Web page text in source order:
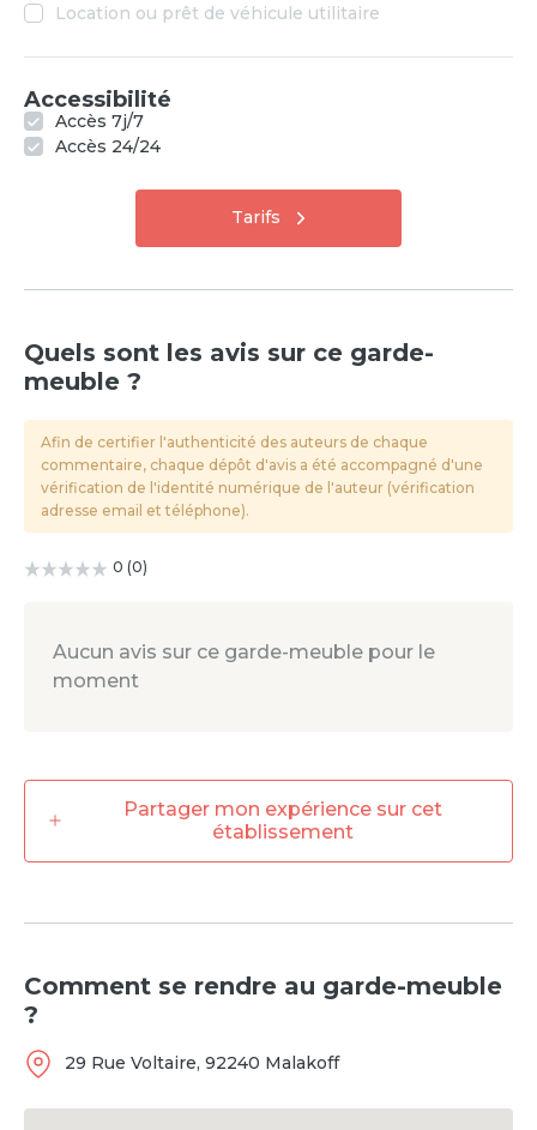
Location ou prêt de véhicule utilitaire
Accessibilité
Accès 7j/7
Accès 24/24
Tarifs
Quels sont les avis sur ce garde-
meuble ?
Afin de certifier l'authenticité des auteurs de chaque
commentaire, chaque dépôt d'avis a été accompagné d'une
vérification de l'identité numérique de l'auteur (vérification
adresse email et téléphone).
0 (0)
Aucun avis sur ce garde-meuble pour le
moment
Partager mon expérience sur cet
établissement
Comment se rendre au garde-meuble
?
29 Rue Voltaire, 92240 Malakoff